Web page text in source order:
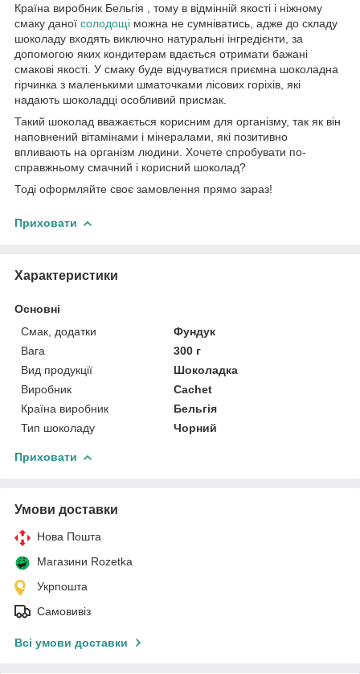
Країна виробник Бельгія , тому в відмінній якості і ніжному
смаку даної солодощі можна не сумніватись, адже до складу
шоколаду входять виключно натуральні інгредієнти, за
допомогою яких кондитерам вдається отримати бажані
смакові якості. У смаку буде відчуватися приємна шоколадна
гірчинка з маленькими шматочками лісових горіхів, які
надають шоколадці особливий присмак.
Такий шоколад вважається корисним для організму, так як він
наповнений вітамінами і мінералами, які позитивно
впливають на організм людини. Хочете спробувати по-
справжньому смачний і корисний шоколад?
Тоді оформляйте своє замовлення прямо зараз!
Приховати
Характеристики
Основні
Смак, додатки
Фундук
Вага
300 г
Вид продукції
Шоколадка
Виробник
Cachet
Країна виробник
Бельгія
Тип шоколаду
Чорний
Приховати
Умови доставки
Нова Пошта
Магазини Rozetka
Укрпошта
Самовивіз
Всі умови доставки